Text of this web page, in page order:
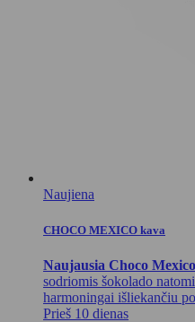
Naujiena
CHOCO MEXICO kava
Naujausia Choco Mexico
sodriomis šokolado
harmoningai išliekančiu
Prieš 10 dienas